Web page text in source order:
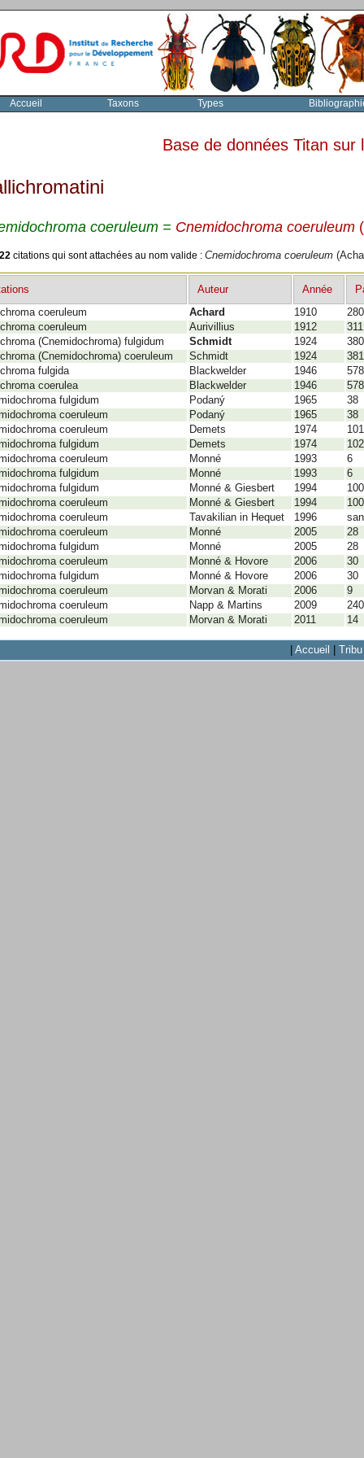
Accueil Taxons Types
Base de données Titan
coeruleum = Cnemidochroma coeruleum
22 citations qui sont attachées au nom valide : Cnemidochroma coeruleum
Auteur Année
coeruleum
Achard 1910
280
coeruleum
Aurivillius 1912
311
(Cnemidochroma) fulgidum
Schmidt 1924
380
(Cnemidochroma) coeruleum
Schmidt 1924
381
fulgida
Blackwelder 1946
578
coerulea
Blackwelder 1946
578
fulgidum
Podaný 1965
38
coeruleum
Podaný 1965
38
coeruleum
Demets 1974
101
fulgidum
Demets 1974
102
coeruleum
Monné 1993
6
fulgidum
Monné 1993
6
fulgidum
Monné & Giesbert 1994
100
coeruleum
Monné & Giesbert 1994
100
coeruleum
Tavakilian in Hequet 1996
coeruleum
Monné 2005
28
fulgidum
Monné 2005
28
coeruleum
Monné & Hovore 2006
30
fulgidum
Monné & Hovore 2006
30
coeruleum
Morvan & Morati 2006
9
coeruleum
Napp & Martins 2009
coeruleum
Morvan & Morati 2011 14
Accueil Tribu